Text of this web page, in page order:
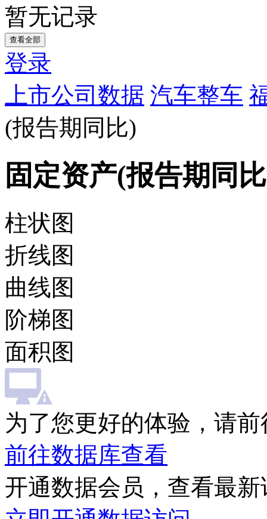
暂无记录
查看全部
登录
上市公司数据 汽车整车
(报告期同比)
固定资产(报告期同
柱状图
折线图
曲线图
阶梯图
面积图
为了您更好的体验，请
前往数据库查看
开通数据会员，查看最